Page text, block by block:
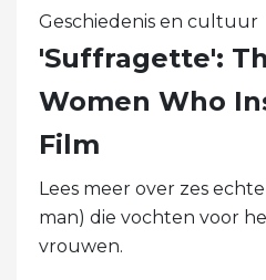
Geschiedenis en cultuur
'Suffragette':
Women Who
Film
Lees meer over zes
man) die vochten voor
vrouwen.